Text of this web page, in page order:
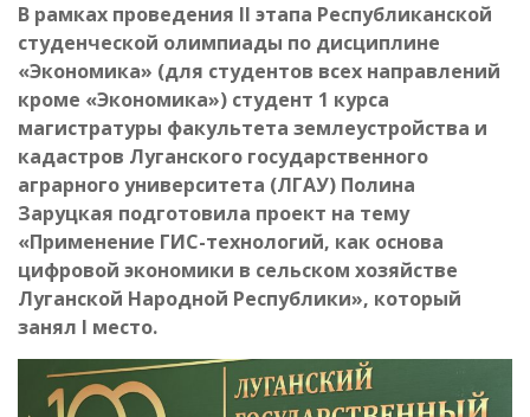
В рамках проведения II этапа Республиканской
студенческой олимпиады по дисциплине
«Экономика» (для студентов всех направлений
кроме «Экономика») студент 1 курса
магистратуры факультета землеустройства и
кадастров Луганского государственного
аграрного университета (ЛГАУ) Полина
Заруцкая подготовила проект на тему
«Применение ГИС-технологий, как основа
цифровой экономики в сельском хозяйстве
Луганской Народной Республики», который
занял I место.